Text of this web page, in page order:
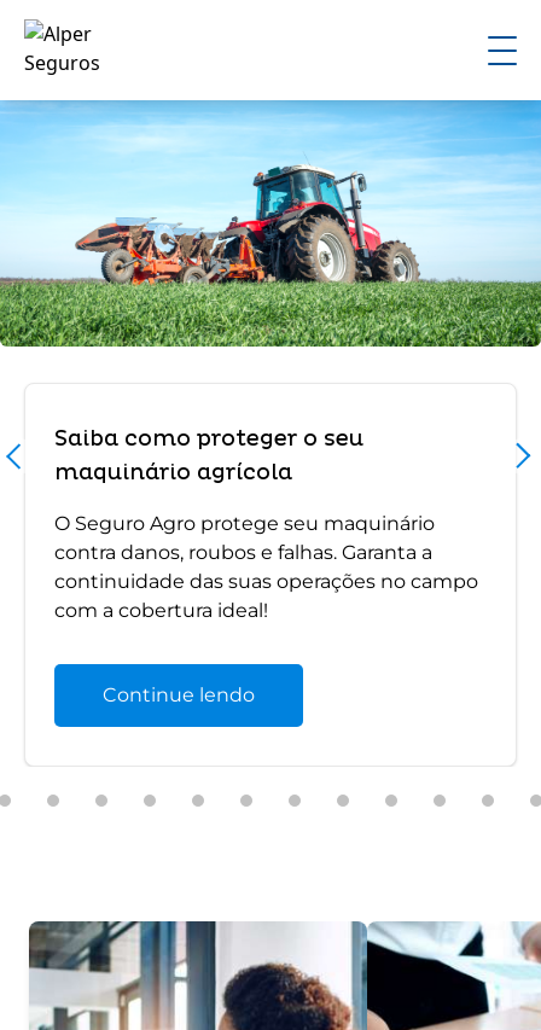
Saiba como proteger o seu
maquinário agrícola
O Seguro Agro protege seu maquinário
contra danos, roubos e falhas. Garanta a
continuidade das suas operações no campo
com a cobertura ideal!
Continue lendo